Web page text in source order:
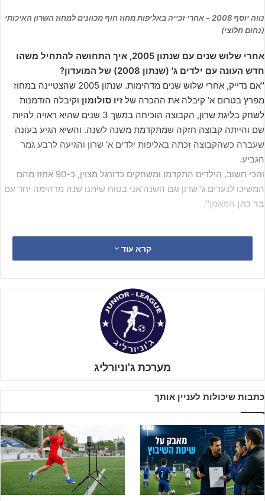
נווה יוסף 2008 – אחרי זכייה באליפות מחוז חוף מכוונים למחוז השרון האיכותי
(נחום חלוצי)
אחרי שלוש שנים עם שנתון 2005, איך התחושה להתחיל משהו
חדש העונה עם ילדים ג' (שנתון 2008) של המועדון?
"אם נדייק, אחרי שלוש שנים מדהימות. שנתון 2005 שהצטיינה במחוז
מפרץ בטרום א' קיבלה את ההכרה שלזיו סולומון וקיבלה הזדמנות
לשחק בליגת שרון, הקבוצה הוכיחה במשך 3 שנים שהיא ראויה להיות
שם והייתה קבוצה חזקה שמתקדמת משנה לשנה. והשיא הגיע בעונה
שעברה כשהקבוצה זכתה באליפות ילדים א' שרון והגיעה לרבע גמר
הגביע.
והכי חשוב, הילדים התקדמו ומשחקים כדורגל מצוין, כ-90 אחוז מהם
המשיכו לנערים ג' שרון וגם השנה אני בטוח שיתנו שנה מדהימה יחד עם
בר כהן המאמן".
ספר לנו קצת על ההכנה שאתם עושים לקראת פתיחת העונה?
"לגבי ילדים ג' שלי, הם קבוצה מאוד מאוד מוכשרת ומאורגנת בצורה
מדהימה.נחום חלוצי
שאימן אותה 3 שנים (כמו את 2005 לפני שאני
קרא עוד
מערכת ג'וניורליג
כתבות שיכולות לעניין אותך